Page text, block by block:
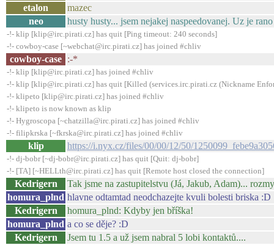
etalon
mazec
neo
husty husty... jsem nejakej naspeedovanej. Uz je
-!- klip [klip@irc.pirati.cz] has quit [Ping timeout: 240 seconds]
-!- cowboy-case [~webchat@irc.pirati.cz] has joined #chliv
cowboy-case :-*
-!- klip [klip@irc.pirati.cz] has joined #chliv
-!- klip [klip@irc.pirati.cz] has quit [Killed (services.irc.pirati.cz (Nickname
-!- klipeto [klip@irc.pirati.cz] has joined #chliv
-!- klipeto is now known as klip
-!- Hygroscopa [~chatzilla@irc.pirati.cz] has joined #chliv
-!- filipkrska [~fkrska@irc.pirati.cz] has joined #chliv
klip https://i.nyx.cz/files/00/00/12/50/
-!- dj-bobr [~dj-bobr@irc.pirati.cz] has quit [Quit: dj-bobr]
-!- [TA] [~HELLth@irc.pirati.cz] has quit [Remote host closed the connection]
Kedrigern
Tak jsme na zastupitelstvu (Já, Jakub, Adam)...
homura_plnd hlavne odtamtad neodchazejte kvuli bolesti briska :D
Kedrigern
homura_plnd: Kdyby jen bříška!
homura_plnd a co se děje? :D
Kedrigern
Jsem tu 1.5 a už jsem nabral 5 lobi kontaktů....